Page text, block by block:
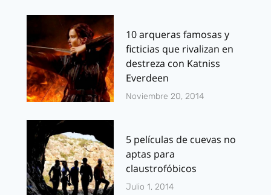
10 arqueras famosas y
ficticias que rivalizan en
destreza con Katniss
Everdeen
Noviembre 20, 2014
5 películas de cuevas no
aptas para
claustrofóbicos
Julio 1, 2014